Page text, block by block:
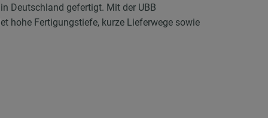
Deutschland gefertigt. Mit der UBB
hohe Fertigungstiefe, kurze Lieferwege sowie